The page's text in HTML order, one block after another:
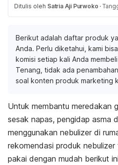
Ditulis oleh Satria Aji Purwoko ·
Berikut adalah daftar produk
Anda. Perlu diketahui, kami
komisi setiap kali Anda
Tenang, tidak ada
soal konten produk marketing
Untuk membantu meredakan
sesak napas, pengidap asma
menggunakan nebulizer di
rekomendasi produk nebulizer
pakai dengan mudah berikut